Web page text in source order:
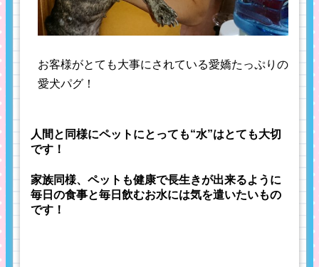
お客様がとても大事にされている愛嬌たっぷりの
愛犬パグ！
人間と同様にペットにとっても“水”はとても大切
です！
家族同様、ペットも健康で長生きが出来るように
毎日の食事と毎日飲むお水には気を遣いたいもの
です！